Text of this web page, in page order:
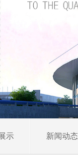
示 新闻动态